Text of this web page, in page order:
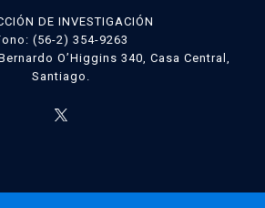
DE INVESTIGACIÓN
(56-2) 354-9263
O’Higgins 340, Casa Central,
Santiago.